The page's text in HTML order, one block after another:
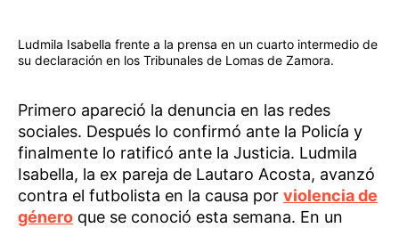
Ludmila Isabella frente a la prensa en un cuarto intermedio de
su declaración en los Tribunales de Lomas de Zamora.
Primero apareció la denuncia en las redes
sociales. Después lo confirmó ante la Policía y
finalmente lo ratificó ante la Justicia. Ludmila
Isabella, la ex pareja de Lautaro Acosta, avanzó
contra el futbolista en la causa por violencia de
género que se conoció esta semana. En un